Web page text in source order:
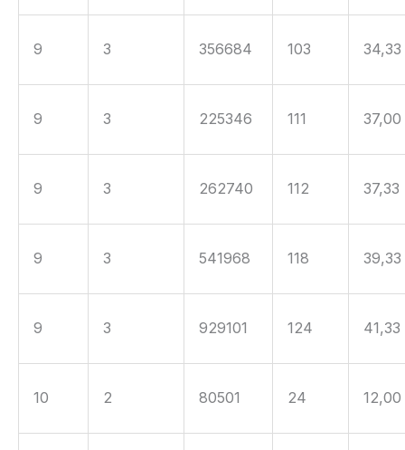
9 3 356684 103 34,33
9 3 225346 111 37,00
9 3 262740 112 37,33
9 3 541968 118 39,33
9 3 929101 124 41,33
10 2 80501 24 12,00